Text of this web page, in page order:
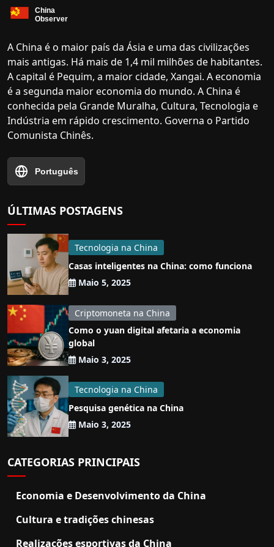
A China é o maior país da Ásia e uma das civilizações
mais antigas. Há mais de 1,4 mil milhões de habitantes.
A capital é Pequim, a maior cidade, Xangai. A economia
é a segunda maior economia do mundo. A China é
conhecida pela Grande Muralha, Cultura, Tecnologia e
Indústria em rápido crescimento. Governa o Partido
Comunista Chinês.
Português
ÚLTIMAS POSTAGENS
Tecnologia na China
Casas inteligentes na China: como funciona
Maio 5, 2025
Criptomoneta na China
Como o yuan digital afetaria a economia
global
Maio 3, 2025
Tecnologia na China
Pesquisa genética na China
Maio 3, 2025
CATEGORIAS PRINCIPAIS
Economia e Desenvolvimento da China
Cultura e tradições chinesas
Realizações esportivas da China